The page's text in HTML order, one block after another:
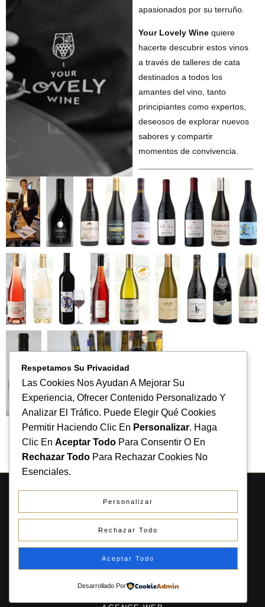
apasionados por su terruño.
Your Lovely Wine quiere
hacerte descubrir estos vinos
a través de talleres de cata
destinados a todos los
amantes del vino, tanto
principiantes como expertos,
deseosos de explorar nuevos
sabores y compartir
momentos de convivencia.
RÉSERVÉS.
MENTIONS LEGALES
POLITIQUE DE CONFIDENTIALITE
Respetamos Su Privacidad
Las Cookies Nos Ayudan A Mejorar Su
Experiencia, Ofrecer Contenido Personalizado Y
Analizar El Tráfico. Puede Elegir Qué Cookies
Permitir Haciendo Clic En Personalizar. Haga
Clic En Aceptar Todo Para Consentir O En
Rechazar Todo Para Rechazar Cookies No
Esenciales.
Personalizar
Rechazar Todo
Aceptar Todo
Desarrollado Por